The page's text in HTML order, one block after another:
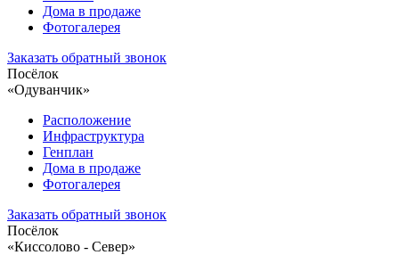
Дома в продаже
Фотогалерея
Заказать обратный звонок
Посёлок
«Одуванчик»
Расположение
Инфраструктура
Генплан
Дома в продаже
Фотогалерея
Заказать обратный звонок
Посёлок
«Киссолово - Север»